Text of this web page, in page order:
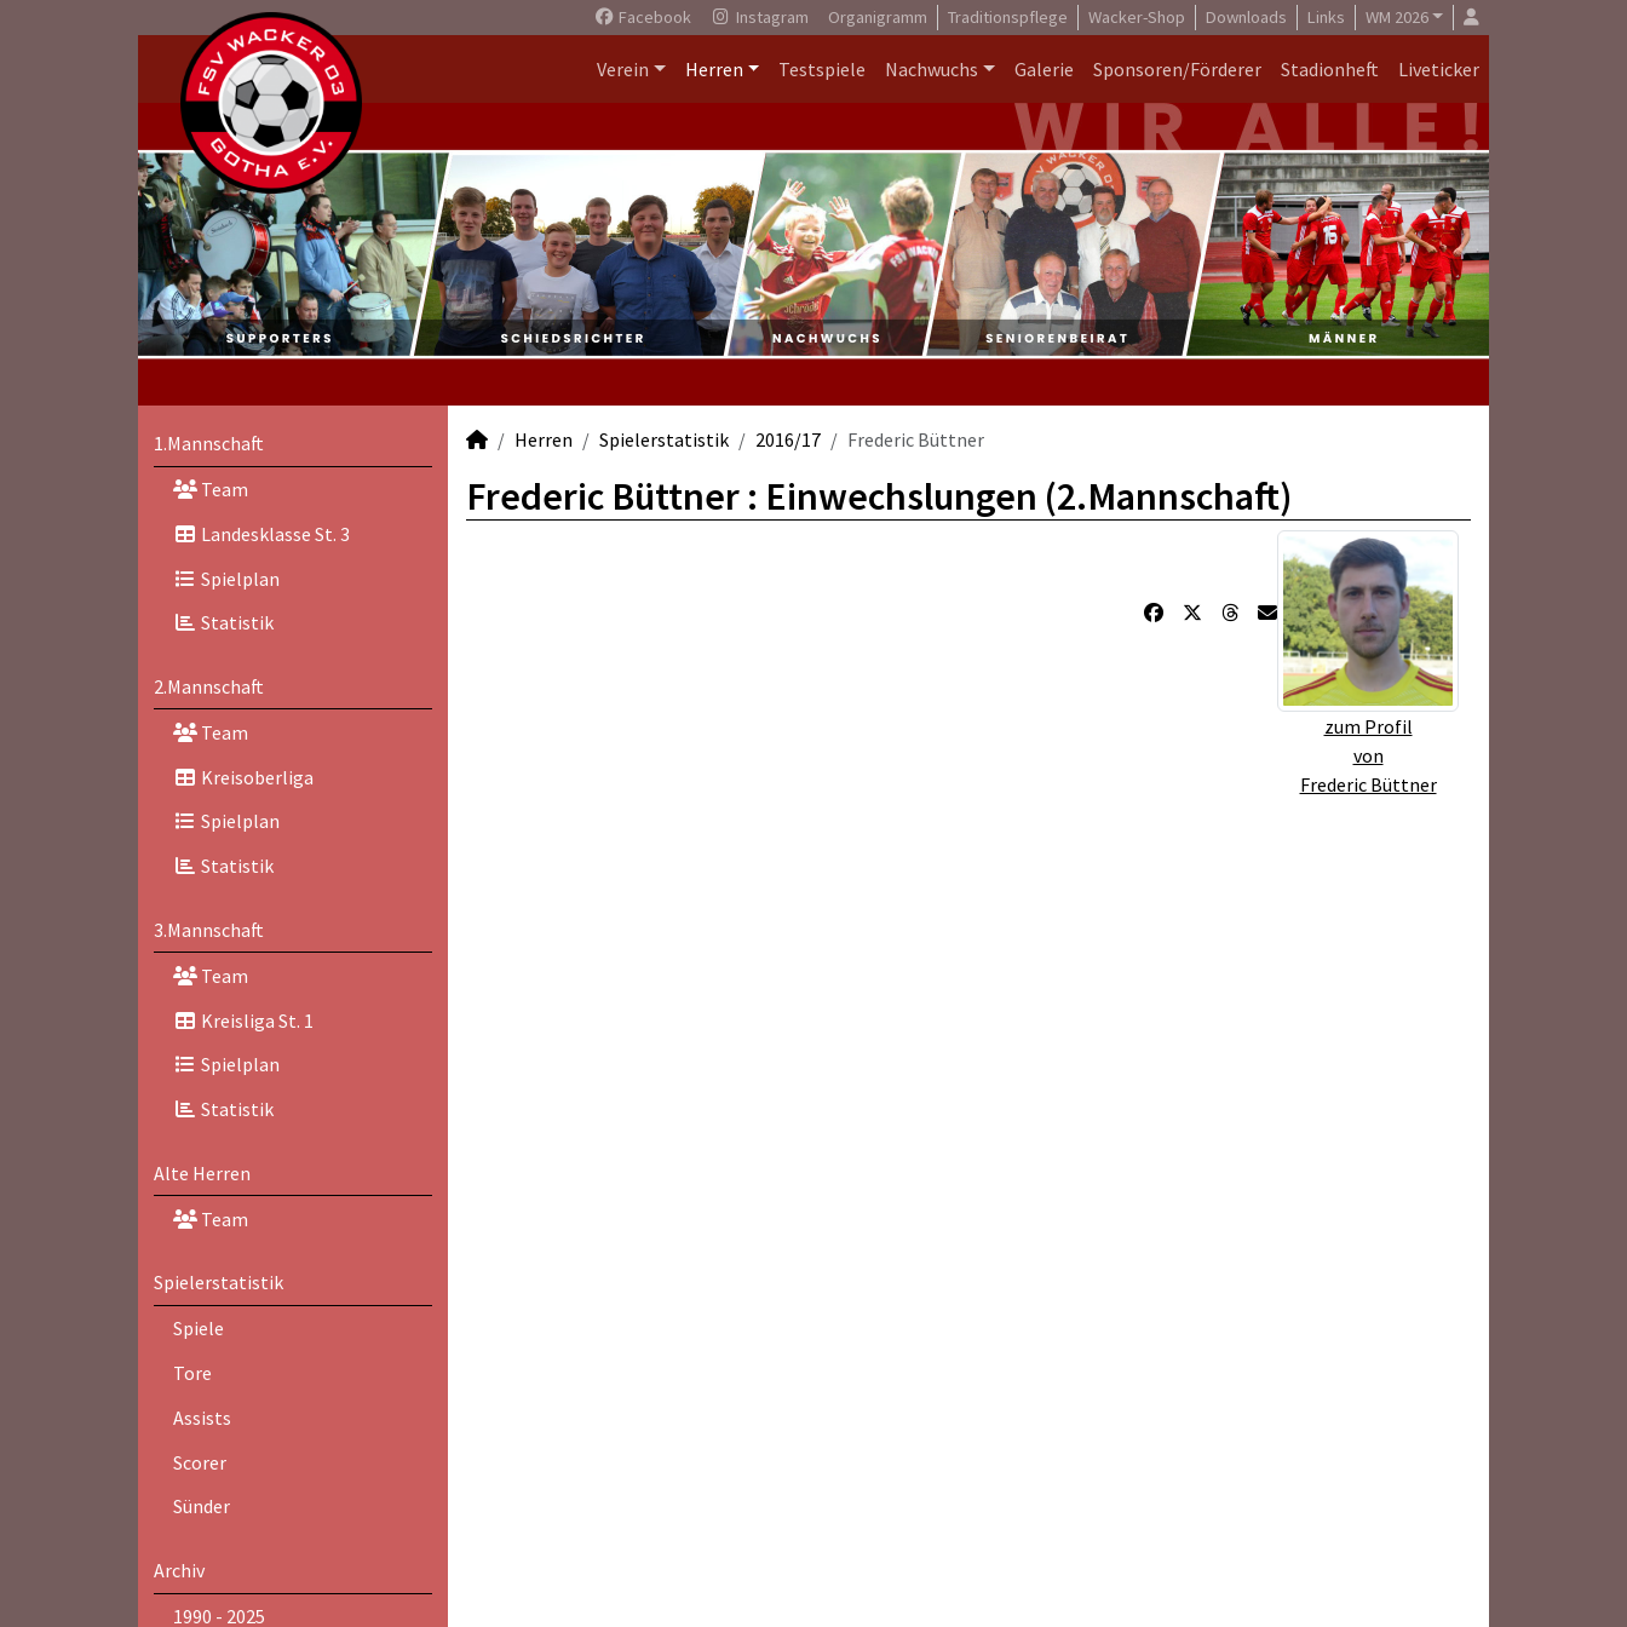
Facebook Instagram Organigramm Traditionspflege Wacker-Shop Downloads Links WM 2026
Verein Herren Testspiele Nachwuchs Galerie Sponsoren/Förderer Stadionheft Liveticker
1.Mannschaft
Team
Landesklasse St. 3
Spielplan
Statistik
2.Mannschaft
Team
Kreisoberliga
Spielplan
Statistik
3.Mannschaft
Team
Kreisliga St. 1
Spielplan
Statistik
Alte Herren
Team
Spielerstatistik
Spiele
Tore
Assists
Scorer
Sünder
Archiv
1990 - 2025
Herren Spielerstatistik 2016/17 Frederic Büttner
Frederic Büttner : Einwechslungen (2.Mannschaft)
zum Profil
von
Frederic Büttner